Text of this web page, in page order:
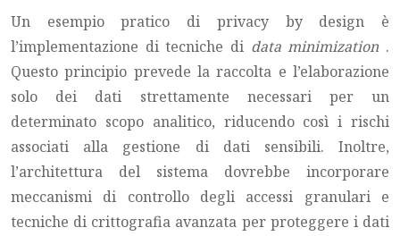
Un esempio pratico di privacy by design è
l’implementazione di tecniche di data minimization .
Questo principio prevede la raccolta e l’elaborazione
solo dei dati strettamente necessari per un
determinato scopo analitico, riducendo così i rischi
associati alla gestione di dati sensibili. Inoltre,
l’architettura del sistema dovrebbe incorporare
meccanismi di controllo degli accessi granulari e
tecniche di crittografia avanzata per proteggere i dati